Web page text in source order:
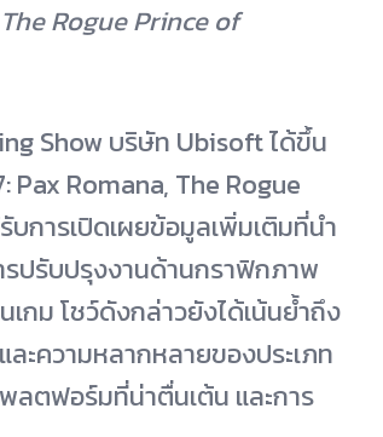
Rogue Prince of
Show บริษัท Ubisoft ได้ขึ้น
Pax Romana, The Rogue
การเปิดเผยข้อมูลเพิ่มเติมที่นำ
รปรับปรุงงานด้านกราฟิกภาพ
เกม โชว์ดังกล่าวยังได้เน้นย้ำถึง
ะความหลากหลายของประเภท
ลตฟอร์มที่น่าตื่นเต้น และการ